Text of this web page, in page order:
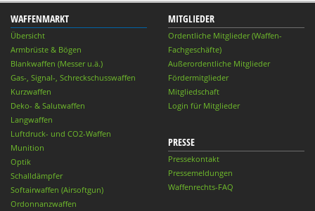
WAFFENMARKT
Übersicht
Armbrüste & Bögen
Blankwaffen (Messer u.ä.)
Gas-, Signal-, Schreckschusswaffen
Kurzwaffen
Deko- & Salutwaffen
Langwaffen
Luftdruck- und CO2-Waffen
Munition
Optik
Schalldämpfer
Softairwaffen (Airsoftgun)
Ordonnanzwaffen
MITGLIEDER
Ordentliche Mitglieder (Waffen-
Fachgeschäfte)
Außerordentliche Mitglieder
Fördermitglieder
Mitgliedschaft
Login für Mitglieder
PRESSE
Pressekontakt
Pressemeldungen
Waffenrechts-FAQ